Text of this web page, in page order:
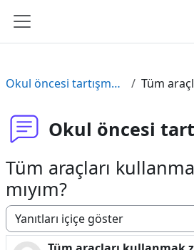
Yan panel
Okul öncesi tartışma grubu
Okul öncesi
Tüm araçları
mıyım?
Görünüm modu